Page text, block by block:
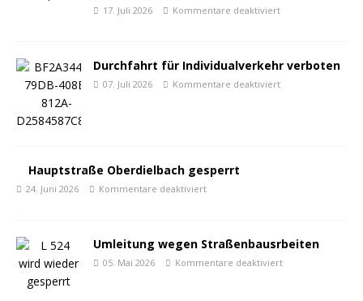
17. Juli 2026 Kommentare deaktiviert
Durchfahrt für Individualverkehr verboten
07. Juli 2026 Kommentare deaktiviert
Hauptstraße Oberdielbach gesperrt
24. Juni 2026 Kommentare deaktiviert
Umleitung wegen Straßenbausrbeiten
05. Mai 2026 Kommentare deaktiviert